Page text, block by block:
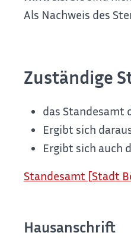
Als Nachweis des
Zuständige
das Standesamt
Ergibt sich
Ergibt sich auch
Standesamt [Stadt
Hausanschrift